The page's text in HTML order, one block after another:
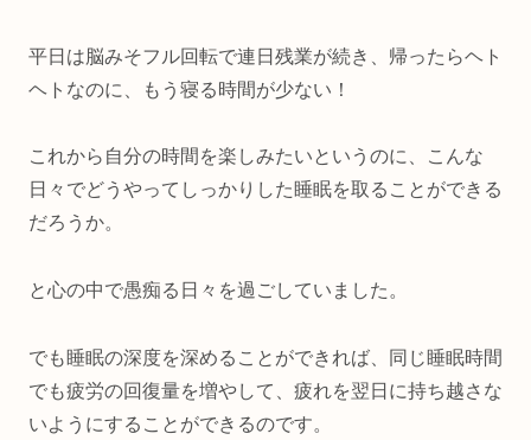
平日は脳みそフル回転で連日残業が続き、帰ったらヘト
ヘトなのに、もう寝る時間が少ない！
これから自分の時間を楽しみたいというのに、こんな
日々でどうやってしっかりした睡眠を取ることができる
だろうか。
と心の中で愚痴る日々を過ごしていました。
でも睡眠の深度を深めることができれば、同じ睡眠時間
でも疲労の回復量を増やして、疲れを翌日に持ち越さな
いようにすることができるのです。